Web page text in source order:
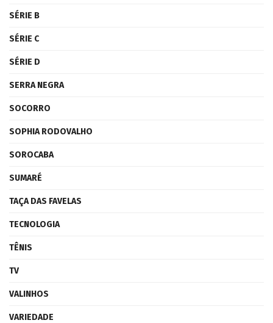
SÉRIE B
SÉRIE C
SÉRIE D
SERRA NEGRA
SOCORRO
SOPHIA RODOVALHO
SOROCABA
SUMARÉ
TAÇA DAS FAVELAS
TECNOLOGIA
TÊNIS
TV
VALINHOS
VARIEDADE